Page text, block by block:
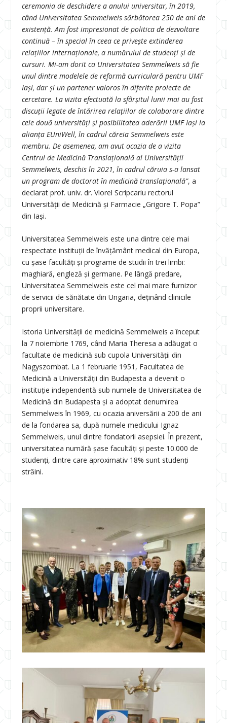
ceremonia de deschidere a anului universitar, în 2019,
când Universitatea Semmelweis sărbătorea 250 de ani de
existență. Am fost impresionat de politica de dezvoltare
continuă – în special în ceea ce privește extinderea
relațiilor internaționale, a numărului de studenți și de
cursuri. Mi-am dorit ca Universitatea Semmelweis să fie
unul dintre modelele de reformă curriculară pentru UMF
Iași, dar și un partener valoros în diferite proiecte de
cercetare. La vizita efectuată la sfârșitul lunii mai au fost
discuții legate de întărirea relațiilor de colaborare dintre
cele două universități și posibilitatea aderării UMF Iași la
alianța EUniWell, în cadrul căreia Semmelweis este
membru. De asemenea, am avut ocazia de a vizita
Centrul de Medicină Translațională al Universității
Semmelweis, deschis în 2021, în cadrul căruia s-a lansat
un program de doctorat în medicină translațională”, a
declarat prof. univ. dr. Viorel Scripcariu rectorul
Universității de Medicină și Farmacie „Grigore T. Popa”
din Iași.
Universitatea Semmelweis este una dintre cele mai
respectate instituții de învățământ medical din Europa,
cu șase facultăți și programe de studii în trei limbi:
maghiară, engleză și germane. Pe lângă predare,
Universitatea Semmelweis este cel mai mare furnizor
de servicii de sănătate din Ungaria, deținând clinicile
proprii universitare.
Istoria Universității de medicină Semmelweis a început
la 7 noiembrie 1769, când Maria Theresa a adăugat o
facultate de medicină sub cupola Universității din
Nagyszombat. La 1 februarie 1951, Facultatea de
Medicină a Universității din Budapesta a devenit o
instituție independentă sub numele de Universitatea de
Medicină din Budapesta și a adoptat denumirea
Semmelweis în 1969, cu ocazia aniversării a 200 de ani
de la fondarea sa, după numele medicului Ignaz
Semmelweis, unul dintre fondatorii asepsiei. În prezent,
universitatea numără șase facultăți și peste 10.000 de
studenți, dintre care aproximativ 18% sunt studenți
străini.